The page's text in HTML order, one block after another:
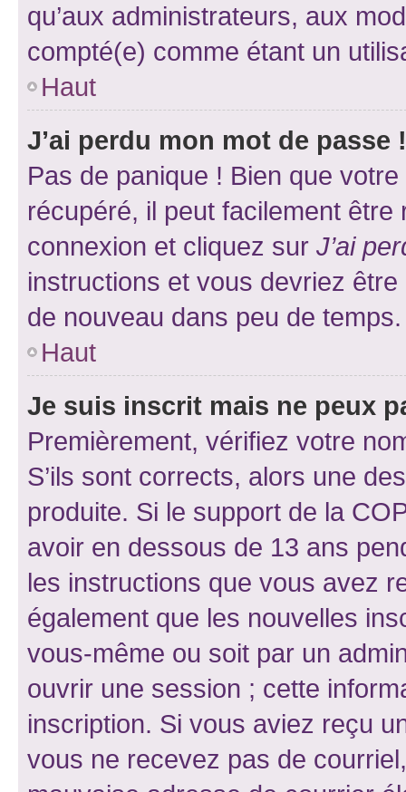
qu’aux administrateurs, aux
compté(e) comme étant un
Haut
J’ai perdu mon mot de passe !
Pas de panique ! Bien que
récupéré, il peut facilement
connexion et cliquez sur J’ai
instructions et vous devriez
de nouveau dans peu de temps.
Haut
Je suis inscrit mais ne peux
Premièrement, vérifiez votre
S’ils sont corrects, alors une
produite. Si le support de la
avoir en dessous de 13 ans
les instructions que vous avez
également que les nouvelles
vous-même ou soit par un
ouvrir une session ; cette
inscription. Si vous aviez reçu
vous ne recevez pas de